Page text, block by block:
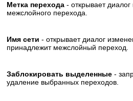
Метка перехода - открывает
межслойного перехода.
Имя сети - открывает диалог
принадлежит межслойный переход.
Заблокировать выделенные -
удаление выбранных переходов.